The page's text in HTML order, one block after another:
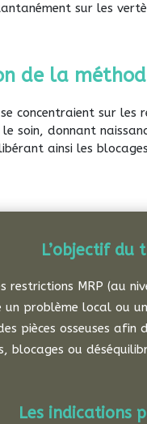
sur les
de la
concentraient sur
soin, donnant
ainsi les
L’objectif du
MRP (au
problème local ou
pièces osseuses
blocages ou
Les indications